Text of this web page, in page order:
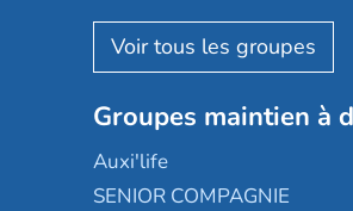
Aquarelia
Nexity edenea
Les jardins d'Arcadie
Occitalia
Appartseniors
Korian
Emera
Groupe SOS
Le Noble Âge
Almage
Groupes maintien à
Auxi'life
SENIOR COMPAGNIE